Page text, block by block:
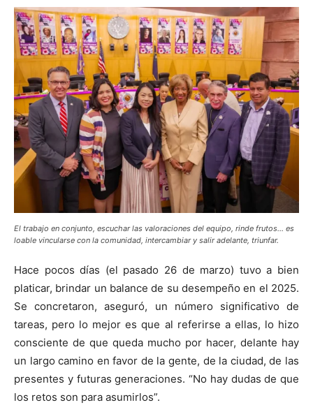
El trabajo en conjunto, escuchar las valoraciones del equipo, rinde frutos… es
loable vincularse con la comunidad, intercambiar y salir adelante, triunfar.
Hace pocos días (el pasado 26 de marzo) tuvo a bien
platicar, brindar un balance de su desempeño en el 2025.
Se concretaron, aseguró, un número significativo de
tareas, pero lo mejor es que al referirse a ellas, lo hizo
consciente de que queda mucho por hacer, delante hay
un largo camino en favor de la gente, de la ciudad, de las
presentes y futuras generaciones. “No hay dudas de que
los retos son para asumirlos”.